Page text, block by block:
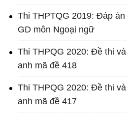
Thi THPTQG 2019: Đáp
GD môn Ngoại ngữ
Thi THPQG 2020: Đề thi
anh mã đề 418
Thi THPQG 2020: Đề thi
anh mã đề 417